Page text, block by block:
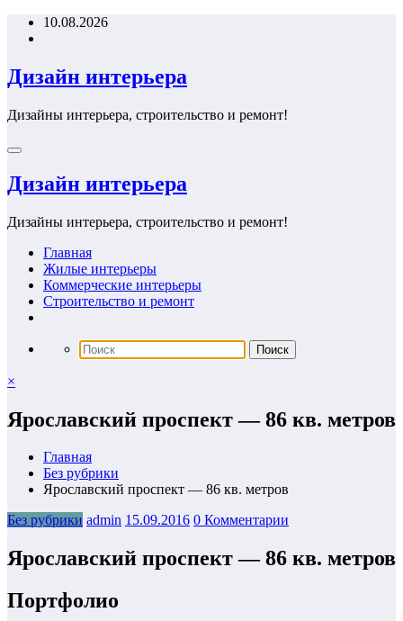
Перейти10.08.2026
Дизайн интерьера
Дизайны интерьера, строительство и ремонт!
Дизайн интерьера
Дизайны интерьера, строительство и ремонт!
Главная
Жилые интерьеры
Коммерческие интерьеры
Строительство и ремонт
×
Ярославский проспект — 86 кв. метров
Главная
Без рубрики
Ярославский проспект — 86 кв. метров
Без рубрики admin 15.09.2016 0 Комментарии
Ярославский проспект — 86 кв. метров
Портфолио